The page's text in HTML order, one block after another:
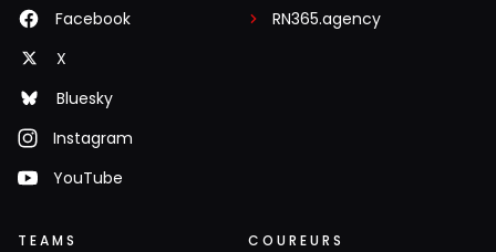
Facebook
X
Bluesky
Instagram
YouTube
RN365.agency
TEAMS COUREURS